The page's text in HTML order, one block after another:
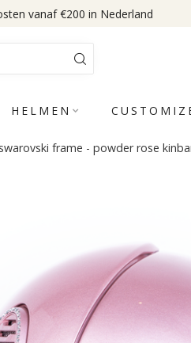
vanaf €200 in Nederland
HELMEN
frame - powder rose